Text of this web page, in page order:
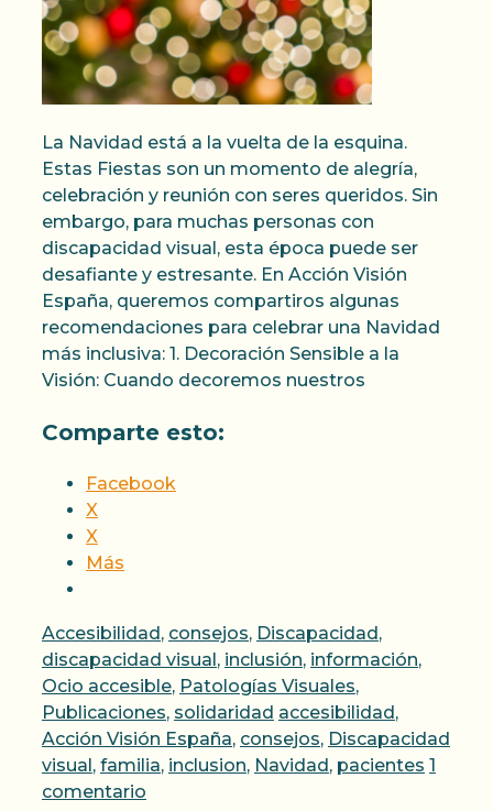
La Navidad está a la vuelta de la esquina.
Estas Fiestas son un momento de alegría,
celebración y reunión con seres queridos. Sin
embargo, para muchas personas con
discapacidad visual, esta época puede ser
desafiante y estresante. En Acción Visión
España, queremos compartiros algunas
recomendaciones para celebrar una Navidad
más inclusiva: 1. Decoración Sensible a la
Visión: Cuando decoremos nuestros
Comparte esto:
Facebook
X
X
Más
Categorías
Accesibilidad , consejos, Discapacidad ,
discapacidad visual , inclusión, información,
Ocio accesible, Patologías Visuales,
Publicaciones, solidaridad Etiquetas
accesibilidad ,
Acción Visión España, consejos, Discapacidad
visual , familia, inclusion, Navidad , pacientes 1
comentario